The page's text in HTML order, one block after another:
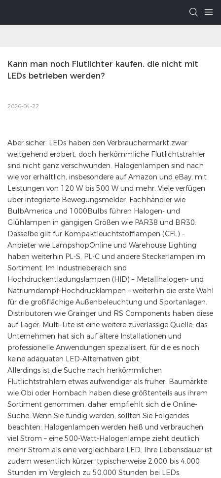
Kann man noch Flutlichter kaufen, die nicht mit
LEDs betrieben werden?
2026-04-22
Aber sicher. LEDs haben den Verbrauchermarkt zwar
weitgehend erobert, doch herkömmliche Flutlichtstrahler
sind nicht ganz verschwunden. Halogenlampen sind nach
wie vor erhältlich, insbesondere auf Amazon und eBay, mit
Leistungen von 120 W bis 500 W und mehr. Viele verfügen
über integrierte Bewegungsmelder. Fachhändler wie
BulbAmerica und 1000Bulbs führen Halogen- und
Glühlampen in gängigen Größen wie PAR38 und BR30.
Dasselbe gilt für Kompaktleuchtstofflampen (CFL) –
Anbieter wie LampshopOnline und Warehouse Lighting
haben weiterhin PL-S, PL-C und andere Steckerlampen im
Sortiment. Im Industriebereich sind
Hochdruckentladungslampen (HID) – Metallhalogen- und
Natriumdampf-Hochdrucklampen – weiterhin die erste Wahl
für die großflächige Außenbeleuchtung und Sportanlagen.
Distributoren wie Grainger und RS Components haben diese
auf Lager. Multi-Lite ist eine weitere zuverlässige Quelle; das
Unternehmen hat sich auf ältere Installationen und
professionelle Anwendungen spezialisiert, für die es noch
keine adäquaten LED-Alternativen gibt.
Allerdings ist die Suche nach herkömmlichen
Flutlichtstrahlern etwas aufwendiger als früher. Baumärkte
wie Obi oder Hornbach haben diese größtenteils aus ihrem
Sortiment genommen, daher empfiehlt sich die Online-
Suche. Wenn Sie fündig werden, sollten Sie Folgendes
beachten: Halogenlampen werden heiß und verbrauchen
viel Strom – eine 500-Watt-Halogenlampe zieht deutlich
mehr Strom als eine vergleichbare LED. Ihre Lebensdauer ist
zudem wesentlich kürzer, typischerweise 2.000 bis 4.000
Stunden im Vergleich zu 50.000 Stunden bei LEDs.